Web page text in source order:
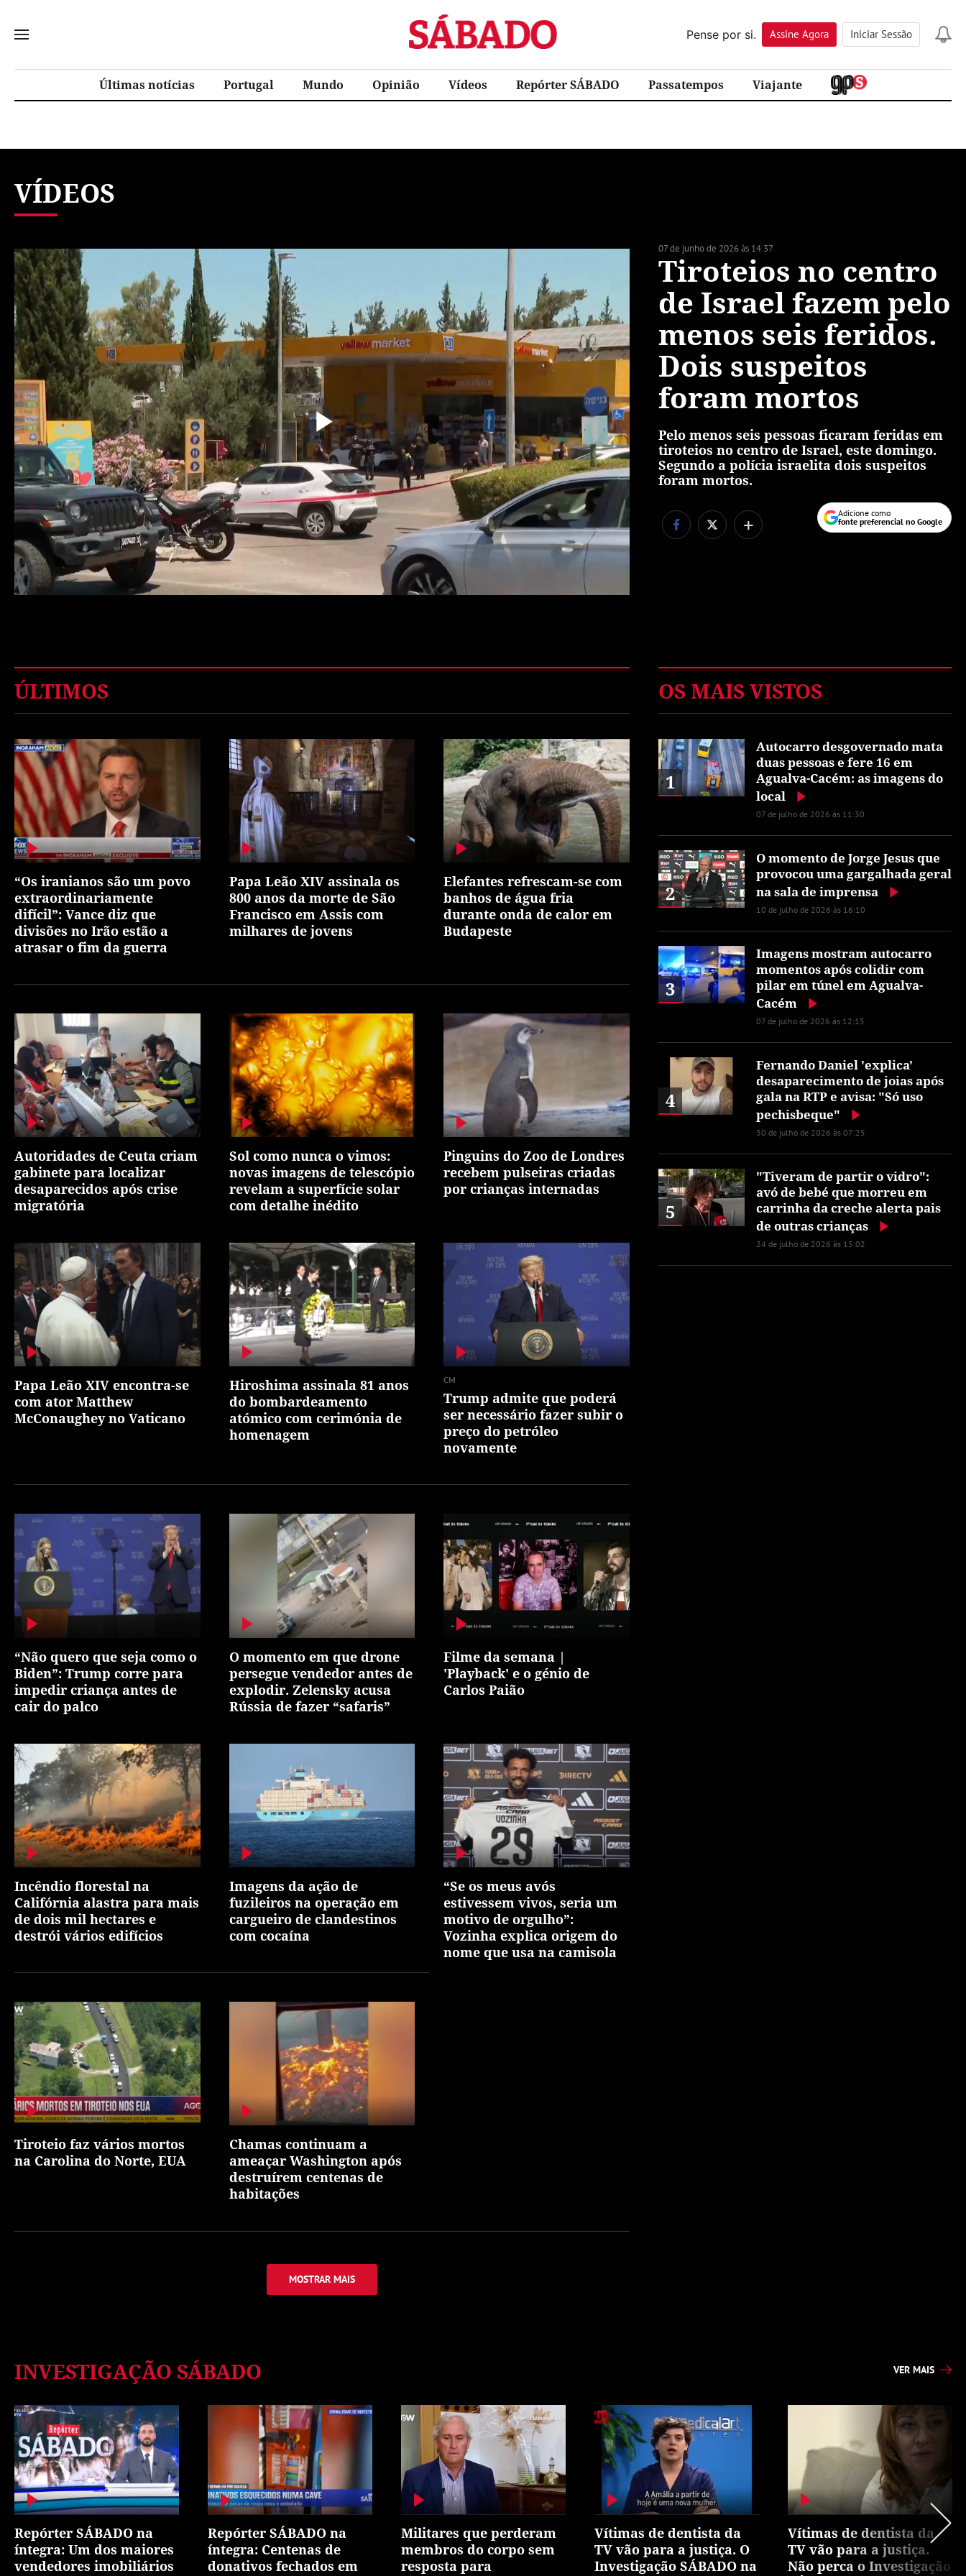
Sábado
Pense por si.
Assine Agora Iniciar Sessão
Últimas notícias Portugal Mundo Opinião Vídeos Repórter SÁBADO Passatempos Viajante
VÍDEOS
Reproduzir
Vídeo
07 de junho de 2026 às 14:37
Tiroteios no centro
de Israel fazem pelo
menos seis feridos.
Dois suspeitos
foram mortos
Pelo menos seis pessoas ficaram feridas em
tiroteios no centro de Israel, este domingo.
Segundo a polícia israelita dois suspeitos
foram mortos.
+
Adicione como
fonte preferencial no Google
ÚLTIMOS
“Os iranianos são um povo
extraordinariamente
difícil”: Vance diz que
divisões no Irão estão a
atrasar o fim da guerra
Papa Leão XIV assinala os
800 anos da morte de São
Francisco em Assis com
milhares de jovens
Elefantes refrescam-se com
banhos de água fria
durante onda de calor em
Budapeste
Autoridades de Ceuta criam
gabinete para localizar
desaparecidos após crise
migratória
Sol como nunca o vimos:
novas imagens de telescópio
revelam a superfície solar
com detalhe inédito
Pinguins do Zoo de Londres
recebem pulseiras criadas
por crianças internadas
Papa Leão XIV encontra-se
com ator Matthew
McConaughey no Vaticano
Hiroshima assinala 81 anos
do bombardeamento
atómico com cerimónia de
homenagem
CM
Trump admite que poderá
ser necessário fazer subir o
preço do petróleo
novamente
“Não quero que seja como o
Biden”: Trump corre para
impedir criança antes de
cair do palco
O momento em que drone
persegue vendedor antes de
explodir. Zelensky acusa
Rússia de fazer “safaris”
Filme da semana |
'Playback' e o génio de
Carlos Paião
Incêndio florestal na
Califórnia alastra para mais
de dois mil hectares e
destrói vários edifícios
Imagens da ação de
fuzileiros na operação em
cargueiro de clandestinos
com cocaína
“Se os meus avós
estivessem vivos, seria um
motivo de orgulho”:
Vozinha explica origem do
nome que usa na camisola
Tiroteio faz vários mortos
na Carolina do Norte, EUA
Chamas continuam a
ameaçar Washington após
destruírem centenas de
habitações
MOSTRAR MAIS
OS MAIS VISTOS
1
Autocarro desgovernado mata
duas pessoas e fere 16 em
Agualva-Cacém: as imagens do
local
07 de julho de 2026 às 11:30
2
O momento de Jorge Jesus que
provocou uma gargalhada geral
na sala de imprensa
10 de julho de 2026 às 16:10
3
Imagens mostram autocarro
momentos após colidir com
pilar em túnel em Agualva-
Cacém
07 de julho de 2026 às 12:15
4
Fernando Daniel 'explica'
desaparecimento de joias após
gala na RTP e avisa: "Só uso
pechisbeque"
30 de julho de 2026 às 07:25
5
"Tiveram de partir o vidro":
avó de bebé que morreu em
carrinha da creche alerta pais
de outras crianças
24 de julho de 2026 às 15:02
INVESTIGAÇÃO SÁBADO VER MAIS
Repórter SÁBADO na
íntegra: Um dos maiores
vendedores imobiliários
Repórter SÁBADO na
íntegra: Centenas de
donativos fechados em
Militares que perderam
membros do corpo sem
resposta para
Vítimas de dentista da
TV vão para a justiça. O
Investigação SÁBADO na
Vítimas de dentista da
TV vão para a justiça.
Não perca o Investigação